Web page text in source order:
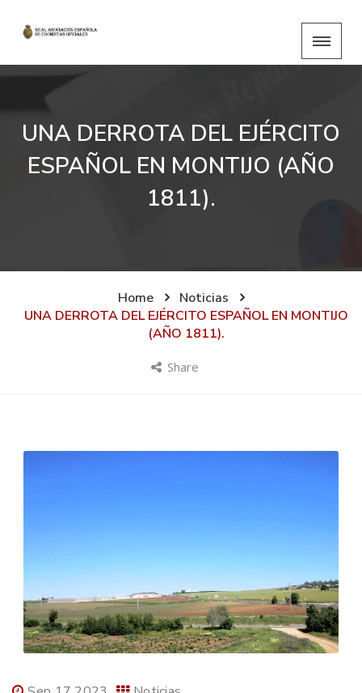
UNA DERROTA DEL EJÉRCITO
ESPAÑOL EN MONTIJO (AÑO
1811).
Home
Noticias
UNA DERROTA DEL EJÉRCITO ESPAÑOL EN MONTIJO
(AÑO 1811).
Share